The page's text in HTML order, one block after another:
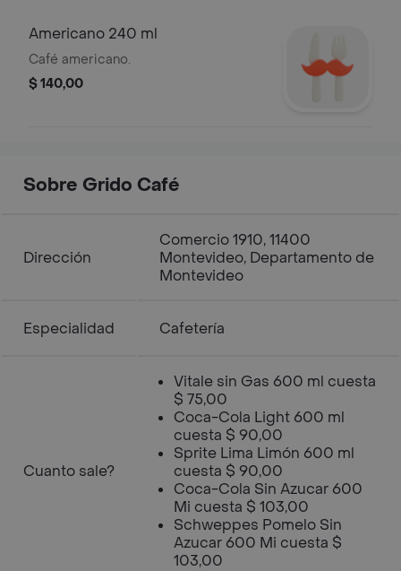
Americano 240 ml
Café americano.
$ 140,00
Sobre Grido Café
Dirección
Comercio 1910, 11400
Montevideo, Departamento de
Montevideo
Especialidad Cafetería
Cuanto sale?
Vitale sin Gas 600 ml cuesta
$ 75,00
Coca-Cola Light 600 ml
cuesta $ 90,00
Sprite Lima Limón 600 ml
cuesta $ 90,00
Coca-Cola Sin Azucar 600
Mi cuesta $ 103,00
Schweppes Pomelo Sin
Azucar 600 Mi cuesta $
103,00